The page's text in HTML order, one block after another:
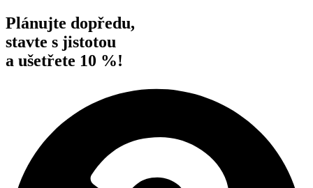
Plánujte dopředu,
stavte s jistotou
a ušetřete 10 %!